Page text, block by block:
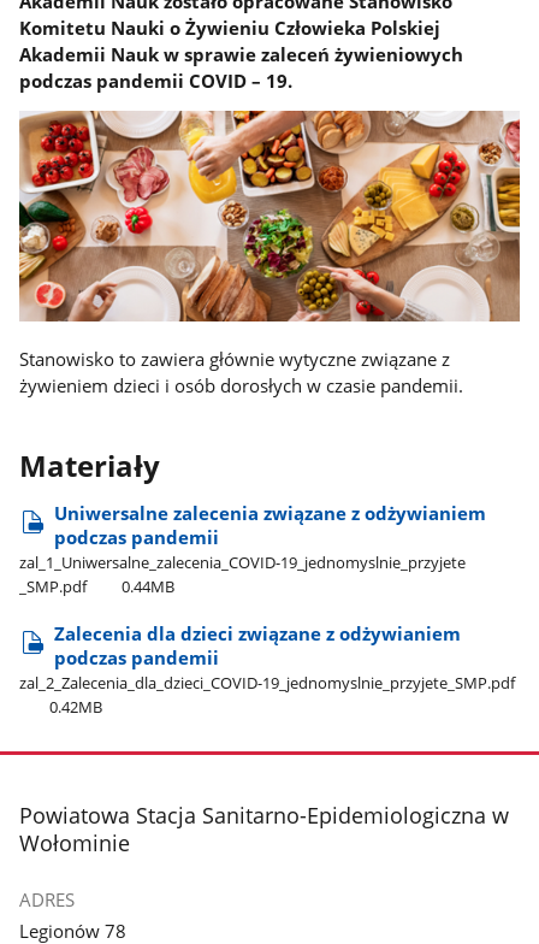
Komitetu Nauki o Żywieniu Człowieka Polskiej
Akademii Nauk w sprawie zaleceń żywieniowych
podczas pandemii COVID – 19.
Stanowisko to zawiera głównie wytyczne związane z
żywieniem dzieci i osób dorosłych w czasie pandemii.
Materiały
Uniwersalne zalecenia związane z odżywianiem
podczas pandemii
zal​_1​_Uniwersalne​_zalecenia​_COVID-19​_jednomyslnie​_przyjete​
_SMP.pdf
0.44MB
Zalecenia dla dzieci związane z odżywianiem
podczas pandemii
zal​_2​_Zalecenia​_dla​_dzieci​_COVID-19​_jednomyslnie​_przyjete​_SMP.pdf
0.42MB
stopka
Powiatowa Stacja Sanitarno-Epidemiologiczna w
Wołominie
ADRES
Legionów 78